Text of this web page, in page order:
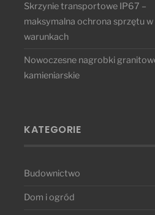
Skrzynie transportowe IP67 –
maksymalna ochrona sprzętu
warunkach
Nowoczesne nagrobki
kamieniarskie
KATEGORIE
Budownictwo
Dom i ogród